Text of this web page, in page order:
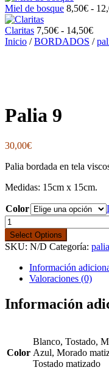
Miel de bosque 8,50€ -
Claritas 7,50€ - 14,50€
de
Inicio /BORDADOS /
Palia 9
30,00€
Palia bordada en tela
Medidas: 15cm x 15cm.
Color
Palia
9
cantidad
Select Options
SKU: N/D Categoría:
Información
Valoraciones (0)
Información
Color
Blanco, Tostado,
Azul, Morado
Tostado matizado